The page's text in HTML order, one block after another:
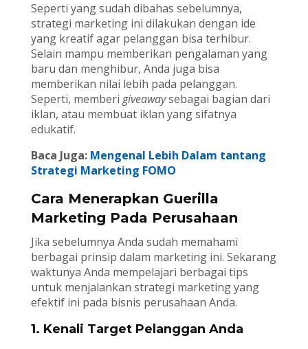
Seperti yang sudah dibahas sebelumnya,
strategi marketing ini dilakukan dengan ide
yang kreatif agar pelanggan bisa terhibur.
Selain mampu memberikan pengalaman yang
baru dan menghibur, Anda juga bisa
memberikan nilai lebih pada pelanggan.
Seperti, memberigiveawaysebagai bagian dari
iklan, atau membuat iklan yang sifatnya
edukatif.
Baca Juga: Mengenal Lebih Dalam tantang
Strategi Marketing FOMO
Cara Menerapkan Guerilla
Marketing Pada Perusahaan
Jika sebelumnya Anda sudah memahami
berbagai prinsip dalam marketing ini. Sekarang
waktunya Anda mempelajari berbagai tips
untuk menjalankan strategi marketing yang
efektif ini pada bisnis perusahaan Anda.
1. Kenali Target Pelanggan Anda